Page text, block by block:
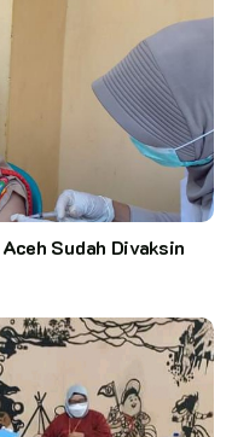
Sudah Divaksin